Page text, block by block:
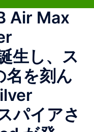
Air Max
生し、ス
名を刻ん
パイアさ